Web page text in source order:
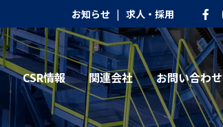
お知らせ | 求人・採用
CSR情報 関連会社 お問い合わせ